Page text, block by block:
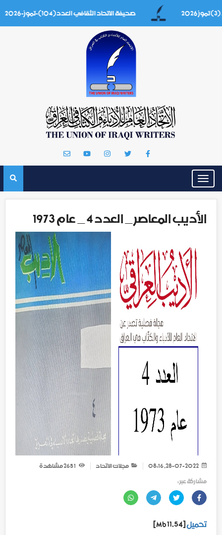
صحيفة الاتحاد الثقافي العدد(104)-تموز-2026
Toggle
navigation
الأديب المعاصر _ العدد 4 _ عام 1973
مجلات الاتحاد
مشاهدة
مشاركة عبر :
تحميل[11.54 Mb]